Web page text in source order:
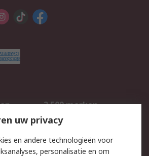
2.500 merken
Inkoopoplossingen
uw privacy
en andere technologieën voor
personalisatie en om